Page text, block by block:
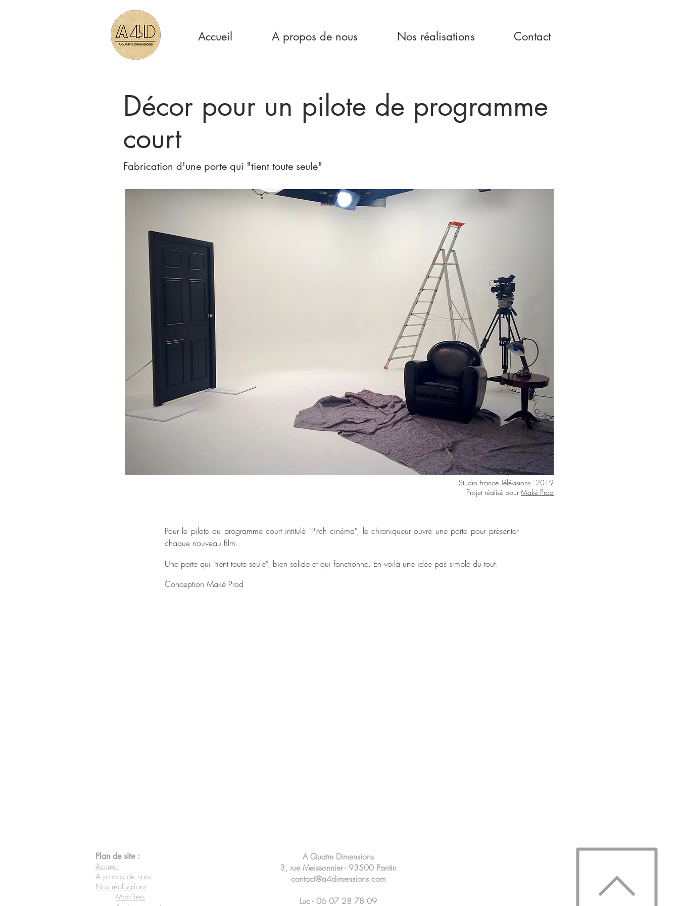
Accueil A propos de nous Nos réalisations Contact
Décor pour un pilote de programme
court
Fabrication d'une porte qui "tient toute seule"
Studio France Télévisions - 2019
Projet réalisé pour Maké Prod
Pour le pilote du programme court intitulé "Pitch cinéma", le chroniqueur ouvre une porte pour présenter
chaque nouveau film.
Une porte qui "tient toute seule", bien solide et qui fonctionne. En voilà une idée pas simple du tout.
Conception Maké Prod
Plan de site :
Accueil
A propos de nous
Nos réalisations
Mobiliers
A Quatre Dimensions
3, rue Meissonnier - 93500 Pantin
contact@a4dimensions.com
Luc - 06 07 28 78 09